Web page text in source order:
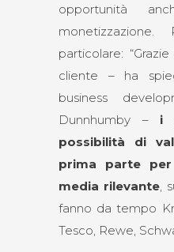
opportunità
particolare:
cliente – ha
business
Dunnhumby – i
possibilità di
prima parte per
media rilevante,
fanno da tempo
Tesco, Rewe,